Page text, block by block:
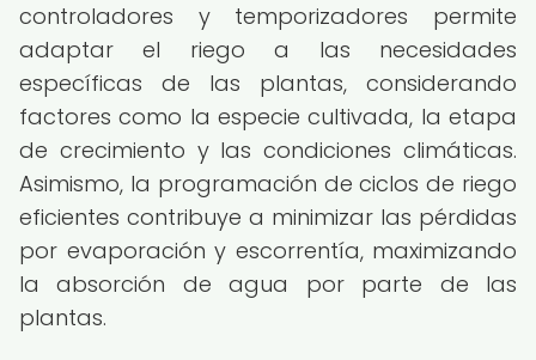
controladores y temporizadores permite
adaptar el riego a las necesidades
específicas de las plantas, considerando
factores como la especie cultivada, la etapa
de crecimiento y las condiciones climáticas.
Asimismo, la programación de ciclos de riego
eficientes contribuye a minimizar las pérdidas
por evaporación y escorrentía, maximizando
la absorción de agua por parte de las
plantas.